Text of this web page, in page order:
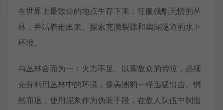
在世界上最致命的地点生存下来：征服残酷无情的丛
林，并活着走出来。探索充满裂隙和幽深隧道的水下
环境。
与丛林合而为一：火力不足、以寡敌众的劳拉，必须
充分利用丛林中的环境，像美洲豹一样迅猛出击、悄
然而退，使用泥浆作为伪装手段，在敌人队伍中制造